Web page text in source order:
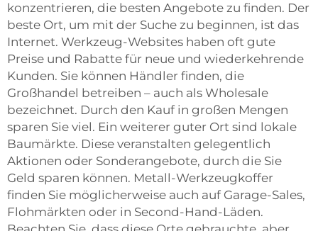
konzentrieren, die besten Angebote zu finden. Der
beste Ort, um mit der Suche zu beginnen, ist das
Internet. Werkzeug-Websites haben oft gute
Preise und Rabatte für neue und wiederkehrende
Kunden. Sie können Händler finden, die
Großhandel betreiben – auch als Wholesale
bezeichnet. Durch den Kauf in großen Mengen
sparen Sie viel. Ein weiterer guter Ort sind lokale
Baumärkte. Diese veranstalten gelegentlich
Aktionen oder Sonderangebote, durch die Sie
Geld sparen können. Metall-Werkzeugkoffer
finden Sie möglicherweise auch auf Garage-Sales,
Flohmärkten oder in Second-Hand-Läden.